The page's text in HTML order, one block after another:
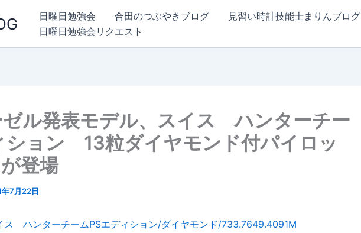
日曜日勉強会 合田のつぶやきブログ 見習い時計技能士まりんブログ
日曜日勉強会リクエスト
ゼル発表モデル、スイス ハンターチー
ション 13粒ダイヤモンド付パイロッ
登場
年7月22日